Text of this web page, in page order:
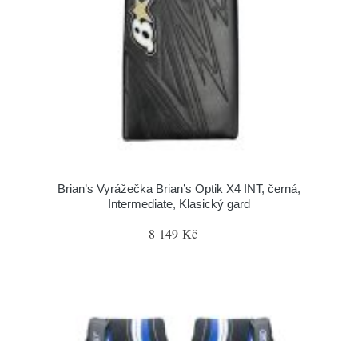
Brian’s Vyrážečka Brian’s Optik X4 INT, černá,
Intermediate, Klasický gard
8 149 Kč